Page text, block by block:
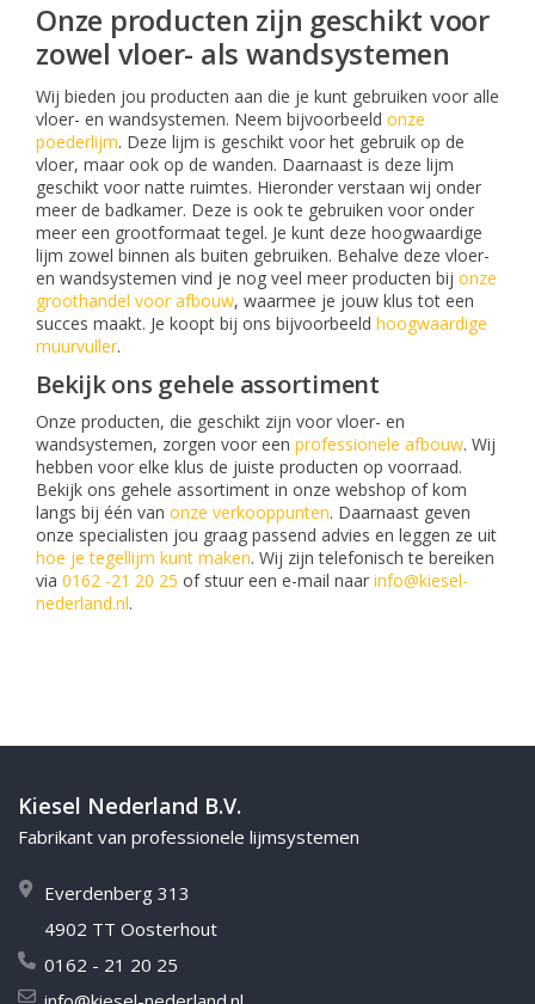
Onze producten zijn geschikt voor
zowel vloer- als wandsystemen
Wij bieden jou producten aan die je kunt gebruiken voor alle
vloer- en wandsystemen. Neem bijvoorbeeld onze
poederlijm. Deze lijm is geschikt voor het gebruik op de
vloer, maar ook op de wanden. Daarnaast is deze lijm
geschikt voor natte ruimtes. Hieronder verstaan wij onder
meer de badkamer. Deze is ook te gebruiken voor onder
meer een grootformaat tegel. Je kunt deze hoogwaardige
lijm zowel binnen als buiten gebruiken. Behalve deze vloer-
en wandsystemen vind je nog veel meer producten bij onze
groothandel voor afbouw, waarmee je jouw klus tot een
succes maakt. Je koopt bij ons bijvoorbeeld hoogwaardige
muurvuller.
Bekijk ons gehele assortiment
Onze producten, die geschikt zijn voor vloer- en
wandsystemen, zorgen voor een professionele afbouw. Wij
hebben voor elke klus de juiste producten op voorraad.
Bekijk ons gehele assortiment in onze webshop of kom
langs bij één van onze verkooppunten. Daarnaast geven
onze specialisten jou graag passend advies en leggen ze uit
hoe je tegellijm kunt maken. Wij zijn telefonisch te bereiken
via 0162 -21 20 25 of stuur een e-mail naar info@kiesel-
nederland.nl.
Kiesel Nederland B.V.
Fabrikant van professionele lijmsystemen
Everdenberg 313
4902 TT Oosterhout
0162 - 21 20 25